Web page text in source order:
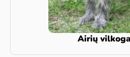
Airių